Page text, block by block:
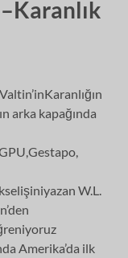
arka kapağında
W.L.
Amerika’da ilk